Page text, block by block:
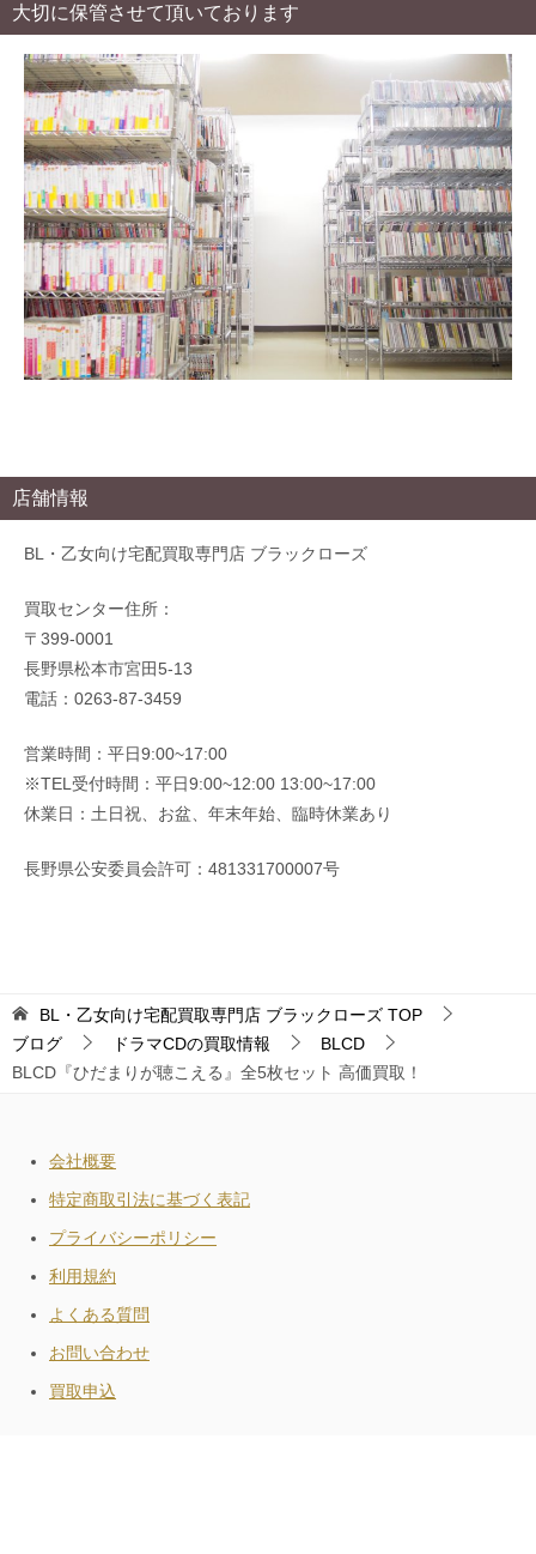
大切に保管させて頂いております
店舗情報
BL・乙女向け宅配買取専門店 ブラックローズ
買取センター住所：
〒399-0001
長野県松本市宮田5-13
電話：0263-87-3459
営業時間：平日9:00~17:00
※TEL受付時間：平日9:00~12:00 13:00~17:00
休業日：土日祝、お盆、年末年始、臨時休業あり
長野県公安委員会許可：481331700007号
BL・乙女向け宅配買取専門店 ブラックローズ TOP
ブログ
ドラマCDの買取情報
BLCD
BLCD『ひだまりが聴こえる』全5枚セット 高価買取！
会社概要
特定商取引法に基づく表記
プライバシーポリシー
利用規約
よくある質問
お問い合わせ
買取申込